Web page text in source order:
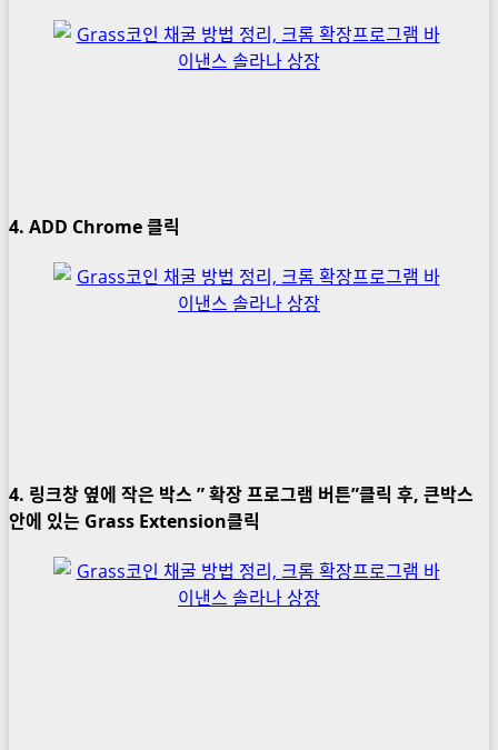
4. ADD Chrome 클릭
4. 링크창 옆에 작은 박스 ” 확장 프로그램 버튼”클릭 후, 큰박스
안에 있는 Grass Extension클릭